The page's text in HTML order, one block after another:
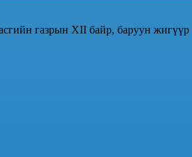
газрын XII байр, баруун жигүүр